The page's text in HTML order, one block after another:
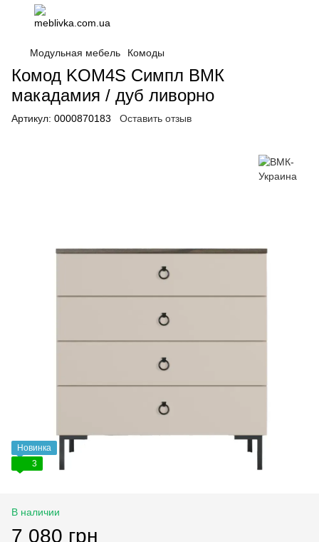
Модульная мебель Комоды
Комод KOM4S Симпл ВМК
макадамия / дуб ливорно
Артикул: 0000870183 Оставить отзыв
Новинка
3
В наличии
7 080 грн